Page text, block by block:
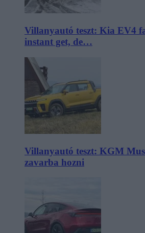
Villanyautó teszt: Kia EV4
instant get, de…
Villanyautó teszt: KGM
zavarba hozni